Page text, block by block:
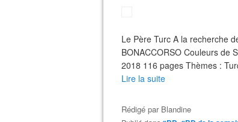
Le Père Turc A la recherche
BONACCORSO Couleurs de
2018 116 pages Thèmes :
Lire la suite
Rédigé par Blandine